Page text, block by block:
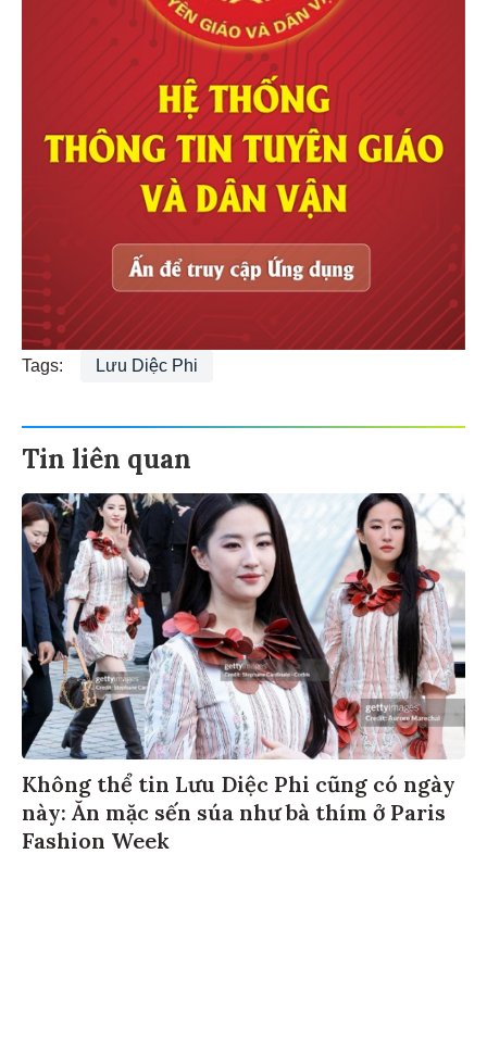
Tags: Lưu Diệc Phi
Tin liên quan
Không thể tin Lưu Diệc Phi cũng có ngày
này: Ăn mặc sến súa như bà thím ở Paris
Fashion Week